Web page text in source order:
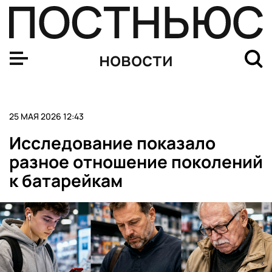
новости
25 МАЯ 2026 12:43
Исследование показало
разное отношение поколений
к батарейкам
Форум МСП на ПМЭФ-2026 пройдет 3 июня в